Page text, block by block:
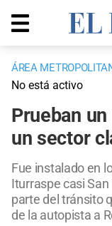
ÁREA
No está activo
Prueban
un sector
Fue instalado en
Iturraspe casi
parte del tránsito
de la autopista a